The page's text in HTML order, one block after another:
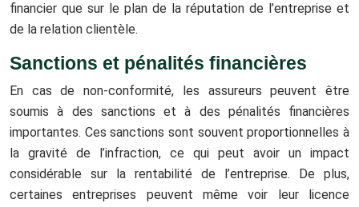
financier que sur le plan de la réputation de l’entreprise et
de la relation clientèle.
Sanctions et pénalités financières
En cas de non-conformité, les assureurs peuvent être
soumis à des sanctions et à des pénalités financières
importantes. Ces sanctions sont souvent proportionnelles à
la gravité de l’infraction, ce qui peut avoir un impact
considérable sur la rentabilité de l’entreprise. De plus,
certaines entreprises peuvent même voir leur licence